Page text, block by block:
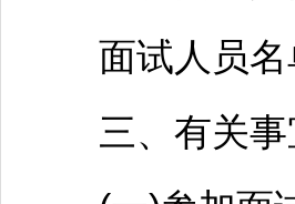
面试人员名
三、有关事